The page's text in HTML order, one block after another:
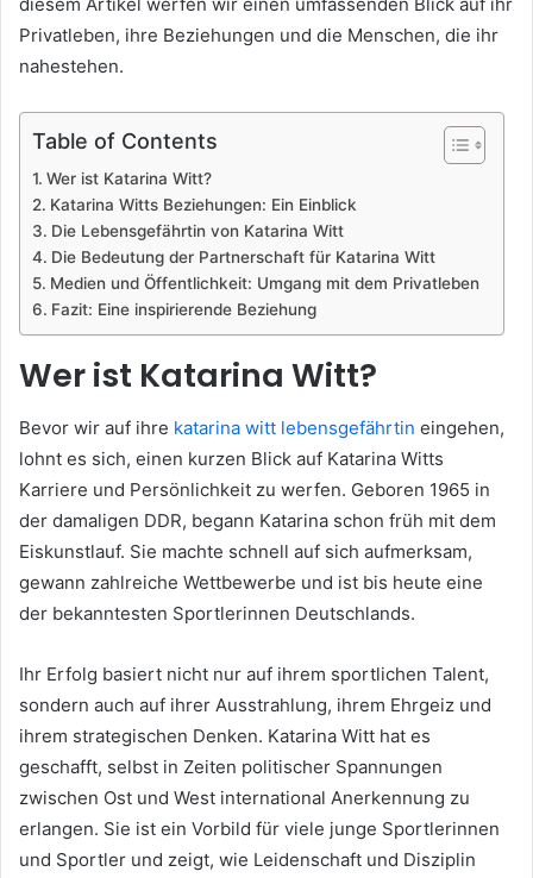
Privatleben, ihre Beziehungen und die Menschen, die ihr
nahestehen.
Table of Contents
Wer ist Katarina Witt?
Katarina Witts Beziehungen: Ein Einblick
Die Lebensgefährtin von Katarina Witt
Die Bedeutung der Partnerschaft für Katarina Witt
Medien und Öffentlichkeit: Umgang mit dem Privatleben
Fazit: Eine inspirierende Beziehung
Wer ist Katarina Witt?
Bevor wir auf ihre katarina witt lebensgefährtin eingehen,
lohnt es sich, einen kurzen Blick auf Katarina Witts
Karriere und Persönlichkeit zu werfen. Geboren 1965 in
der damaligen DDR, begann Katarina schon früh mit dem
Eiskunstlauf. Sie machte schnell auf sich aufmerksam,
gewann zahlreiche Wettbewerbe und ist bis heute eine
der bekanntesten Sportlerinnen Deutschlands.
Ihr Erfolg basiert nicht nur auf ihrem sportlichen Talent,
sondern auch auf ihrer Ausstrahlung, ihrem Ehrgeiz und
ihrem strategischen Denken. Katarina Witt hat es
geschafft, selbst in Zeiten politischer Spannungen
zwischen Ost und West international Anerkennung zu
erlangen. Sie ist ein Vorbild für viele junge Sportlerinnen
und Sportler und zeigt, wie Leidenschaft und Disziplin